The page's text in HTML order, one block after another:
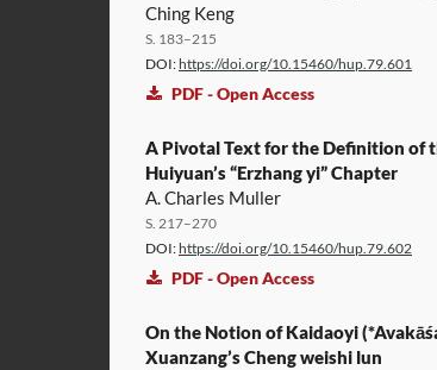
Ching Keng
S. 183–215
DOI:https://doi.org/10.15460/hup.79.601
PDF - Open Access
A Pivotal Text for the Definition of
Huiyuan’s “Erzhang yi” Chapter
A. Charles Muller
S. 217–270
DOI:https://doi.org/10.15460/hup.79.602
PDF - Open Access
On the Notion of Kaidaoyi
Xuanzang’s Cheng weishi lun